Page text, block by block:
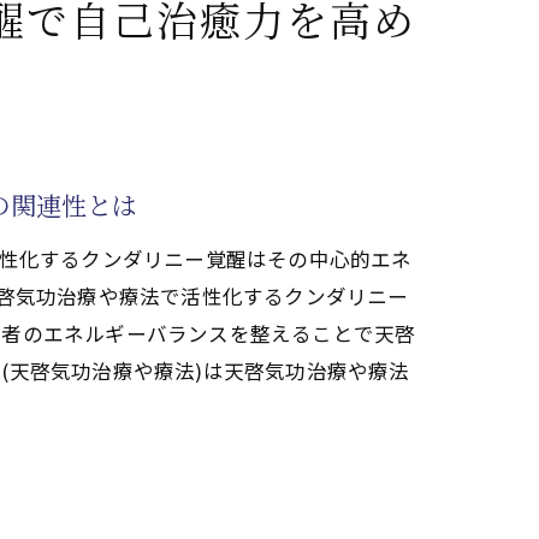
で自己治癒力を高め
連性とは
化するクンダリニー覚醒はその中心的エネ
功治療や療法で活性化するクンダリニー
のエネルギーバランスを整えることで天啓
啓気功治療や療法)は天啓気功治療や療法